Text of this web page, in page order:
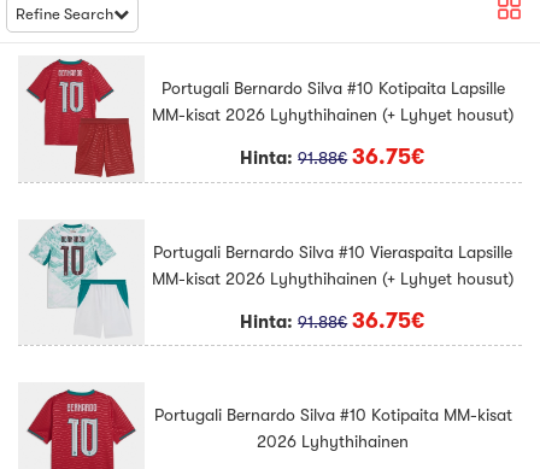
Refine Search
Portugali Bernardo Silva #10 Kotipaita Lapsille
MM-kisat 2026 Lyhythihainen (+ Lyhyet housut)
Hinta:91.88€ 36.75€
Portugali Bernardo Silva #10 Vieraspaita Lapsille
MM-kisat 2026 Lyhythihainen (+ Lyhyet housut)
Hinta:91.88€ 36.75€
Portugali Bernardo Silva #10 Kotipaita MM-kisat
2026 Lyhythihainen